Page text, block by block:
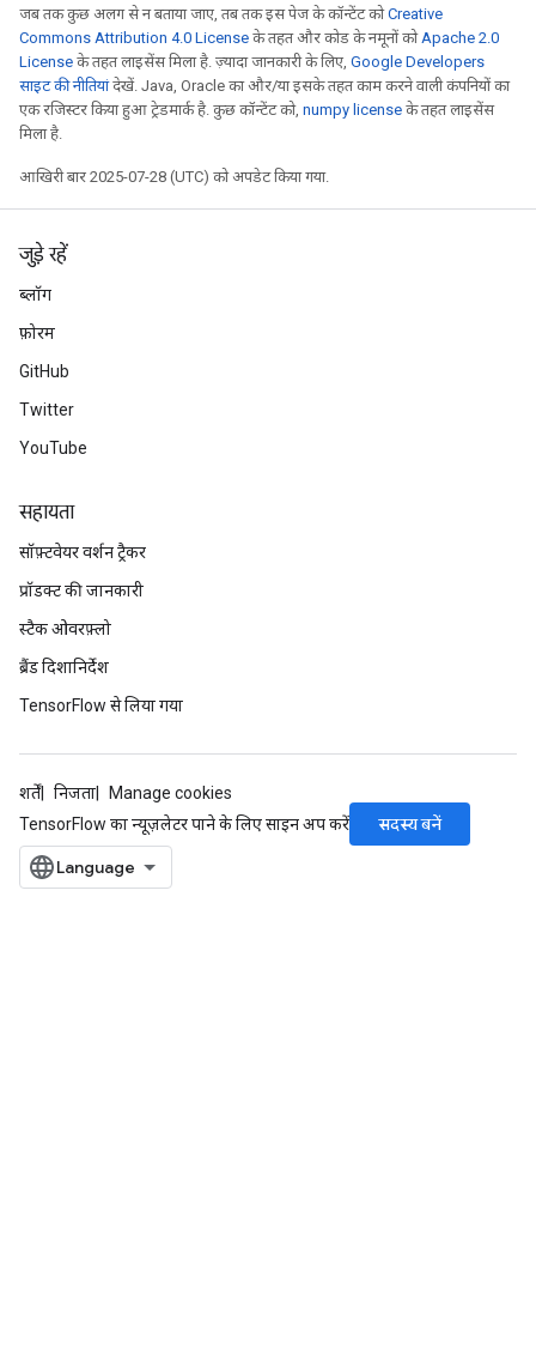
जब तक कुछ अलग से न बताया जाए, तब तक इस पेज के कॉन्टेंट कोCreative
Commons Attribution 4.0 License के तहत और कोड के नमूनों कोApache 2.0
License के तहत लाइसेंस मिला है. ज़्यादा जानकारी के लिए, Google Developers
साइट की नीतियांदेखें. Java, Oracle का और/या इसके तहत काम करने वाली कंपनियों का
एक रजिस्टर किया हुआ ट्रेडमार्क है. कुछ कॉन्टेंट को, numpy license के तहत लाइसेंस
मिला है.
आखिरी बार 2025-07-28 (UTC) को अपडेट किया गया.
जुड़े रहें
ब्लॉग
फ़ोरम
GitHub
Twitter
YouTube
सहायता
सॉफ़्टवेयर वर्शन ट्रैकर
प्रॉडक्ट की जानकारी
स्टैक ओवरफ़्लो
ब्रैंड दिशानिर्देश
TensorFlow से लिया गया
शर्तें निजता
Manage cookies
TensorFlow का न्यूज़लेटर पाने के लिए साइन अप करें
सदस्य बनें